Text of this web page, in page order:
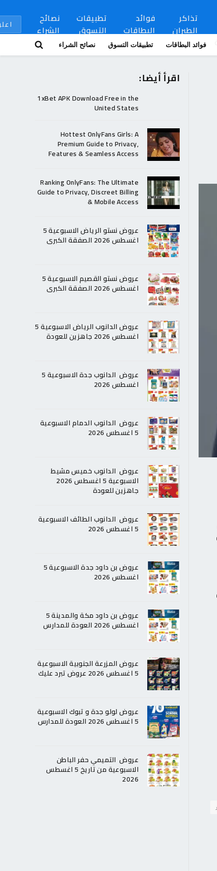
تذاكر
الطيران
فوائد
البطاقات
تطبيقات
التسوق
نصائح
الشراء
فوائد البطاقات تطبيقات التسوق نصائح الشراء
اقرأ أيضا:
1xBet APK Download Free in the
United States
Hottest OnlyFans Girls: A
Premium Guide to Privacy,
Features & Seamless Access
Ranking OnlyFans: The Ultimate
Guide to Privacy, Discreet Billing
& Mobile Access
عروض نستو الرياض الاسبوعية 5
اغسطس 2026 الصفقة الكبرى
عروض نستو القصيم الاسبوعية 5
اغسطس 2026 الصفقة الكبرى
عروض الدانوب الرياض الاسبوعية 5
اغسطس 2026 جاهزين للعودة
عروض الدانوب جدة الاسبوعية 5
اغسطس 2026
عروض الدانوب الدمام الاسبوعية
5 اغسطس 2026
عروض الدانوب خميس مشيط
الاسبوعية 5 اغسطس 2026
جاهزين للعودة
عروض الدانوب الطائف الاسبوعية
5 اغسطس 2026
عروض بن داود جدة الاسبوعية 5
اغسطس 2026
عروض بن داود مكة والمدينة 5
اغسطس 2026 العودة للمدارس
عروض المزرعة الجنوبية الاسبوعية
5 اغسطس 2026 عروض تبرد عليك
عروض لولو جدة و تبوك الاسبوعية
5 اغسطس 2026 العودة للمدارس
عروض التميمي حفر الباطن
الاسبوعية من تاريخ 5 اغسطس
2026